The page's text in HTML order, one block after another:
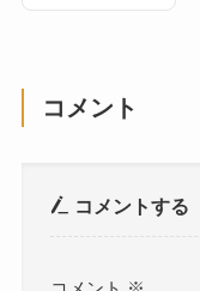
コメント
コメントする